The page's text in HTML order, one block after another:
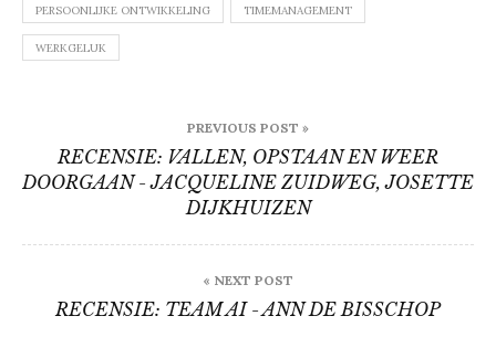
PERSOONLIJKE ONTWIKKELING TIMEMANAGEMENT
WERKGELUK
navigatie
PREVIOUS POST »
RECENSIE: VALLEN, OPSTAAN EN WEER
DOORGAAN - JACQUELINE ZUIDWEG, JOSETTE
DIJKHUIZEN
« NEXT POST
RECENSIE: TEAM AI - ANN DE BISSCHOP